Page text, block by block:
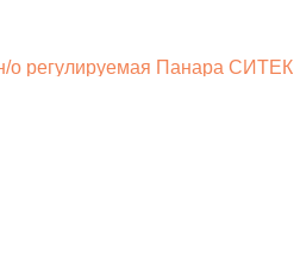
о регулируемая Панара СИТЕК